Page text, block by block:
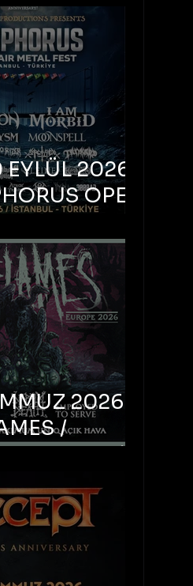
Arena
2026 –
OPEN
FEST
2026 –
/
DEATH /
– İstanbul,
Uniq